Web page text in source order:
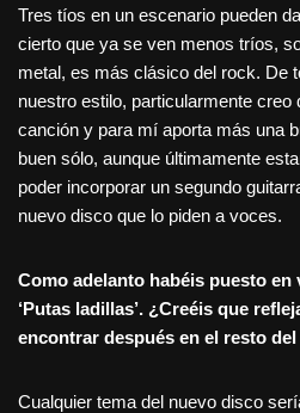
Tres tíos en un escenario pueden
cierto que ya se ven menos tríos,
metal, es más clásico del rock. De
nuestro estilo, particularmente creo
canción y para mí aporta más una
buen sólo, aunque últimamente
poder incorporar un segundo
nuevo disco que lo piden a voces.
Como adelanto habéis puesto en
‘Putas ladillas’. ¿Creéis que
encontrar después en el resto
Cualquier tema del nuevo disco